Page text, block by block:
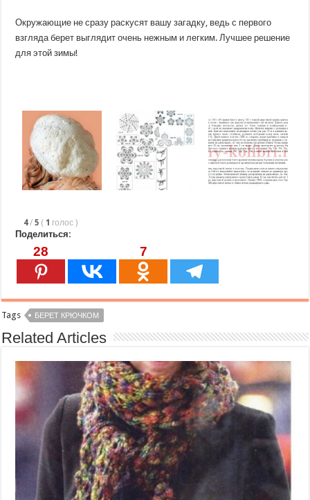
Окружающие не сразу раскусят вашу загадку, ведь с первого
взгляда берет выглядит очень нежным и легким. Лучшее решение
для этой зимы!
4 / 5 ( 1 голос)
Поделиться:
28 7
Tags БЕРЕТ КРЮЧКОМ
Related Articles